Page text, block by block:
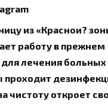
из «Краснои?
работу в прежнем
лечения больных
проходит
чистоту откроет